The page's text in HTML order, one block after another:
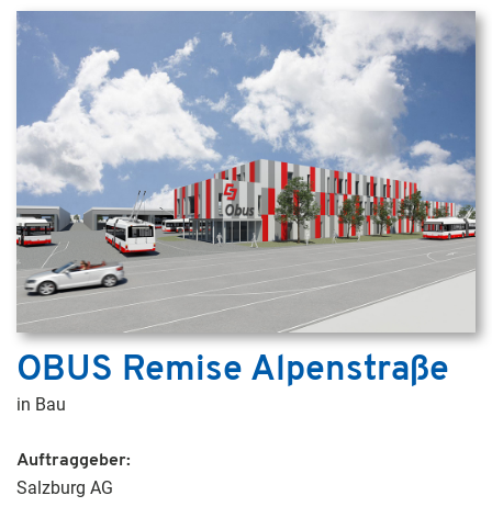
OBUS Remise Alpenstraße
in Bau
Auftraggeber
Salzburg AG